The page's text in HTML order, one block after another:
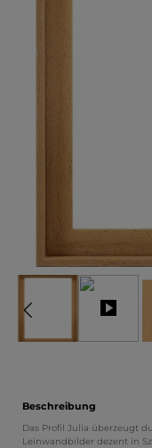
Beschreibung
Das Profil Julia überzeugt
Leinwandbilder dezent in